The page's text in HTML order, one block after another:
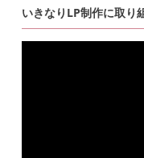
いきなりLP制作に取り
動